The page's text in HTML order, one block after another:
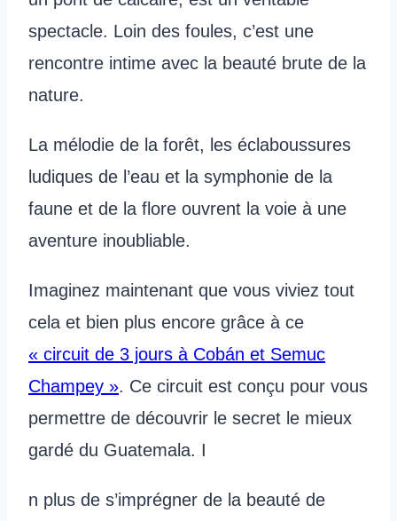
spectacle. Loin des foules, c’est une
rencontre intime avec la beauté brute de la
nature.
La mélodie de la forêt, les éclaboussures
ludiques de l’eau et la symphonie de la
faune et de la flore ouvrent la voie à une
aventure inoubliable.
Imaginez maintenant que vous viviez tout
cela et bien plus encore grâce à ce
« circuit de 3 jours à Cobán et Semuc
Champey ». Ce circuit est conçu pour vous
permettre de découvrir le secret le mieux
gardé du Guatemala. I
n plus de s’imprégner de la beauté de